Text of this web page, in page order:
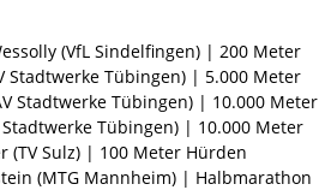
(VfL Sindelfingen) | 200 Meter
Stadtwerke Tübingen) | 5.000 Meter
Stadtwerke Tübingen) | 10.000 Meter
Stadtwerke Tübingen) | 10.000 Meter
(TV Sulz) | 100 Meter Hürden
(MTG Mannheim) | Halbmarathon